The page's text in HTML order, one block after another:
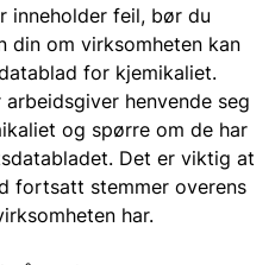
inneholder feil, bør du
din om virksomheten kan
for kjemikaliet.
henvende seg
og spørre om de har
Det er viktig at
fortsatt stemmer overens
har.